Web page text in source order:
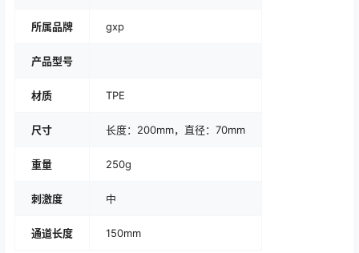
所属品牌 gxp
产品型号
材质 TPE
尺寸 长度：200mm，直径：70mm
重量 250g
刺激度 中
通道长度 150mm